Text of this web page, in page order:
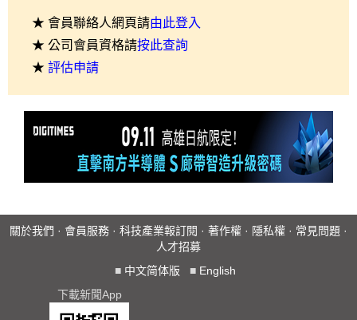
★ 會員聯絡人網頁請由此登入
★ 公司會員資格請按此查詢
★ 評估申請
關於我們 · 會員服務 · 科技產業報訂閱 · 著作權 · 隱私權 · 常見問題 ·
人才招募
■ 中文简体版 ■ English
下載新聞App